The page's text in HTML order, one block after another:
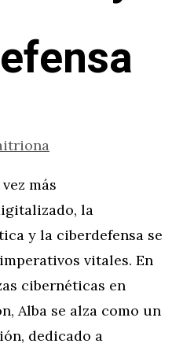
más
la
y la ciberdefensa se
vitales. En
cibernéticas en
Alba se alza como un
dedicado a